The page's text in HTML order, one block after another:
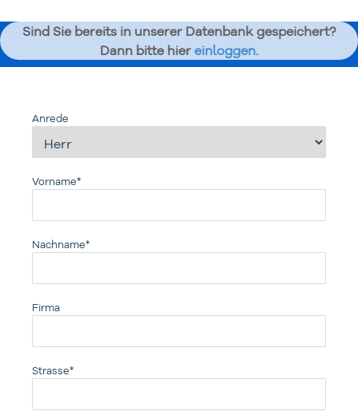
Sind Sie bereits in unserer Datenbank gespeichert?
Dann bitte hier einloggen.
Anrede
Vorname*
Nachname*
Firma
Strasse*